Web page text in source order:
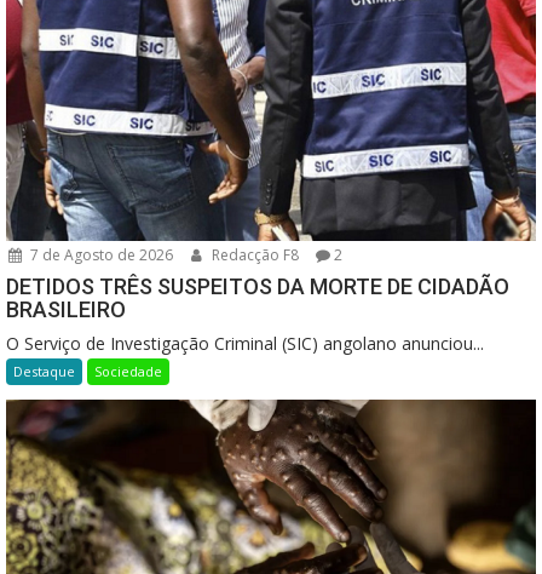
7 de Agosto de 2026 Redacção F8 2
DETIDOS TRÊS SUSPEITOS DA MORTE DE CIDADÃO
BRASILEIRO
O Serviço de Investigação Criminal (SIC) angolano anunciou...
Destaque Sociedade